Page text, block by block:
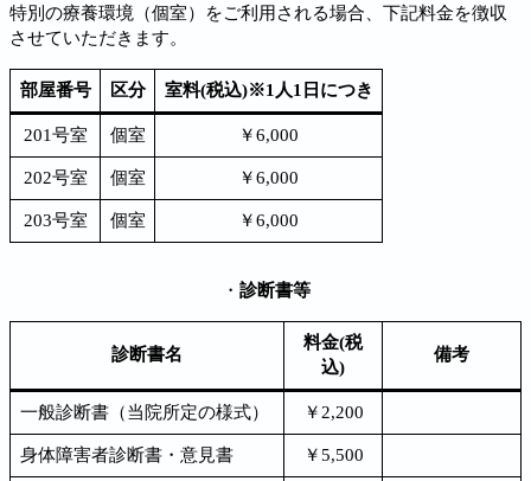
特別の療養環境（個室）をご利用される場合、下記料金を徴収
させていただきます。
部屋番号 区分 室料(税込)※1人1日につき
201号室 個室 ￥6,000
202号室 個室 ￥6,000
203号室 個室 ￥6,000
・ 診断書等
診断書名
料金(税
込)
備考
一般診断書（当院所定の様式） ￥2,200
身体障害者診断書・意見書 ￥5,500